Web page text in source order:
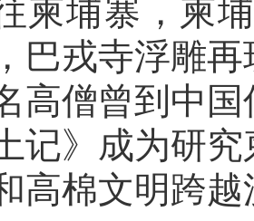
巴戎寺浮雕
高僧曾到中
记》成为研
高棉文明跨